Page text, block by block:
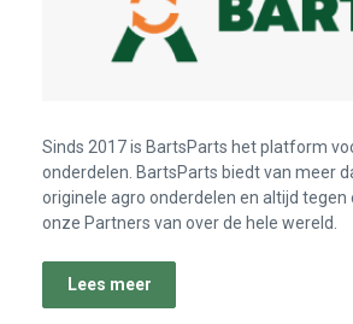
Sinds 2017 is BartsParts het platform
onderdelen. BartsParts biedt van meer
originele agro onderdelen en altijd
onze Partners van over de hele wereld.
Lees meer